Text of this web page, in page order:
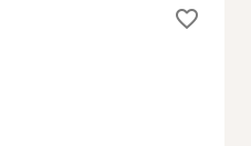
favorite_border